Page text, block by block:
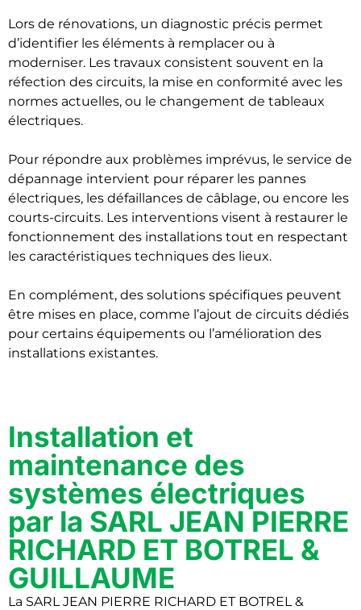
Lors de rénovations, un diagnostic précis permet
d’identifier les éléments à remplacer ou à
moderniser. Les travaux consistent souvent en la
réfection des circuits, la mise en conformité avec les
normes actuelles, ou le changement de tableaux
électriques.
Pour répondre aux problèmes imprévus, le service de
dépannage intervient pour réparer les pannes
électriques, les défaillances de câblage, ou encore les
courts-circuits. Les interventions visent à restaurer le
fonctionnement des installations tout en respectant
les caractéristiques techniques des lieux.
En complément, des solutions spécifiques peuvent
être mises en place, comme l’ajout de circuits dédiés
pour certains équipements ou l’amélioration des
installations existantes.
Installation et
maintenance des
systèmes électriques
par la SARL JEAN PIERRE
RICHARD ET BOTREL &
GUILLAUME
La SARL JEAN PIERRE RICHARD ET BOTREL &